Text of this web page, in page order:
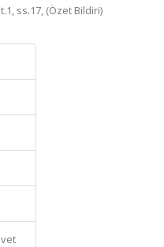
ss.17, (Özet Bildiri)